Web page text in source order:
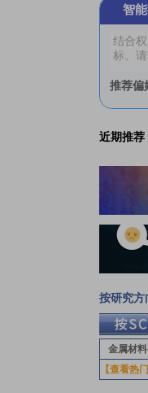
智
推荐偏
近期推荐
按研究方
金属材料
【查看热